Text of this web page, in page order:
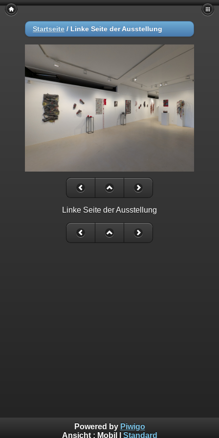
Startseite / Linke Seite der Ausstellung
Linke Seite der Ausstellung
Powered by Piwigo
Ansicht : Mobil Standard